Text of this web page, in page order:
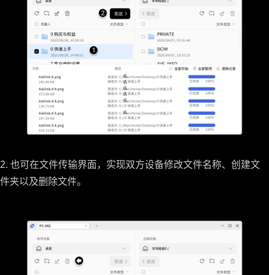
2. 也可在文件传输界面，实现双方设备修改文件名称、创建文
件夹以及删除文件。